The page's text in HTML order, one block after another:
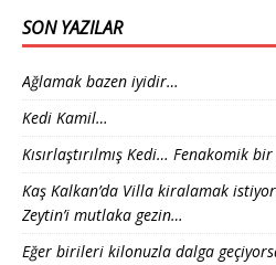
SON YAZILAR
Ağlamak bazen iyidir…
Kedi Kamil…
Kısırlaştırılmış Kedi… Fenakomik
Kaş Kalkan’da Villa kiralamak
Zeytin’i mutlaka gezin…
Eğer birileri kilonuzla dalga